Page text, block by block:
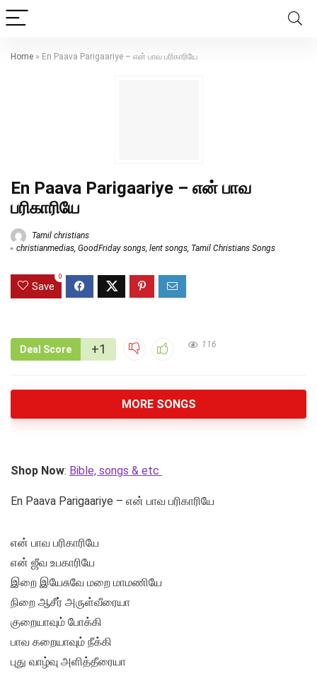
Home » En Paava Parigaariye – என் பாவ பரிகாரியே
En Paava Parigaariye – என் பாவ
பரிகாரியே
Tamil christians
christianmedias, GoodFriday songs, lent songs, Tamil Christians Songs
Save
0
Deal Score +1 116
MORE SONGS
Shop Now: Bible, songs & etc
En Paava Parigaariye – என் பாவ பரிகாரியே
என் பாவ பரிகாரியே
என் ஜீவ உபகாரியே
இறை இயேசுவே மறை மாமணியே
நிறை ஆசீர் அருள்வீரையா
குறையாவும் போக்கி
பாவ கறையாவும் நீக்கி
புது வாழ்வு அளித்தீரையா